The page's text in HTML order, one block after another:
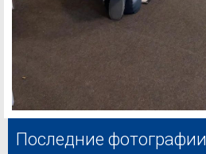
Последние фотографии